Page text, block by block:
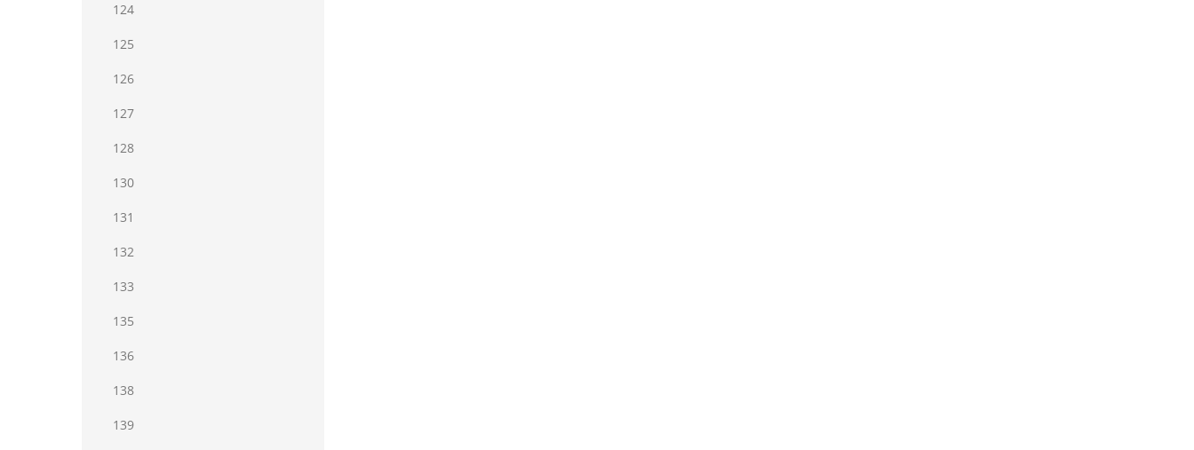
124
125
126
127
128
130
131
132
133
135
136
138
139